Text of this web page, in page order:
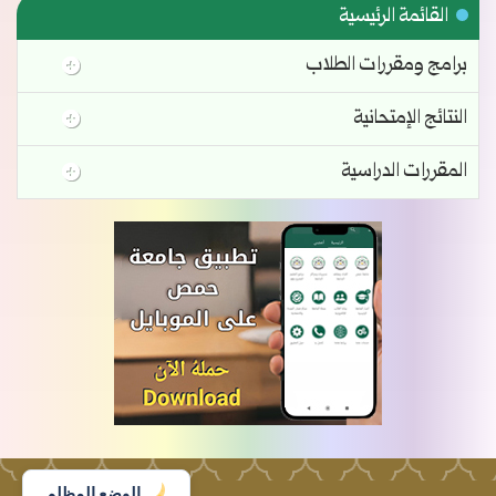
القائمة الرئيسية
برامج ومقررات الطلاب
النتائج الإمتحانية
المقررات الدراسية